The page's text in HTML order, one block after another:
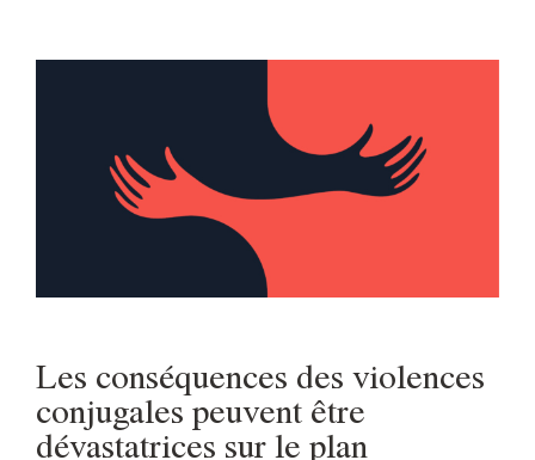
Les conséquences des violences
conjugales peuvent être
dévastatrices sur le plan